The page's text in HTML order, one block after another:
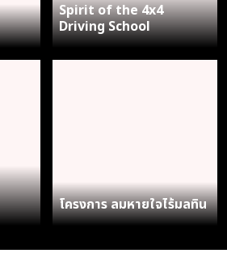
Spirit of the 4x4
Driving School
โครงการ ลมหายใจไร้มลทิน